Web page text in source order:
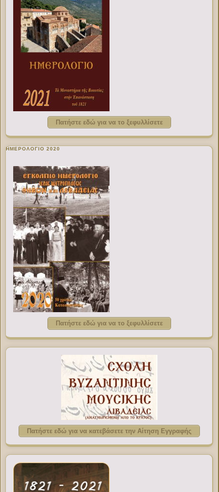
Πατήστε εδώ για να το ξεφυλλίσετε
ΗΜΕΡΟΛΟΓΙΟ 2020
Πατήστε εδώ για να το ξεφυλλίσετε
Πατήστε εδώ για να κατεβάσετε την Αίτηση Εγγραφής